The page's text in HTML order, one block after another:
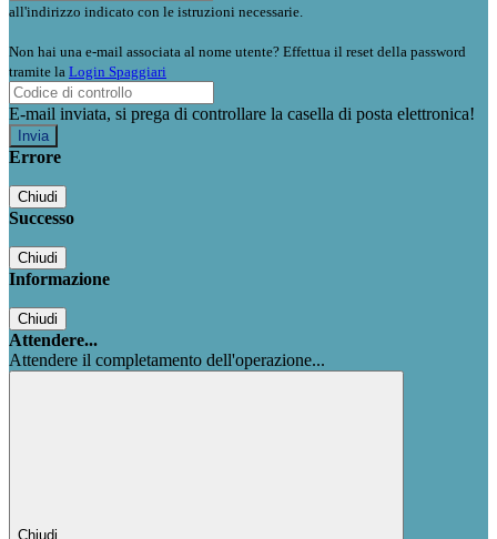
all'indirizzo indicato con le istruzioni necessarie.
Non hai una e-mail associata al nome utente? Effettua il reset della password
tramite la Login Spaggiari
E-mail inviata, si prega di controllare la casella di posta elettronica!
Errore
Chiudi
Successo
Chiudi
Informazione
Chiudi
Attendere...
Attendere il completamento dell'operazione...
Chiudi